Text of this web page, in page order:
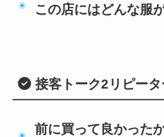
この店にはどんな服
接客トーク2 リピー
前に買って良かった